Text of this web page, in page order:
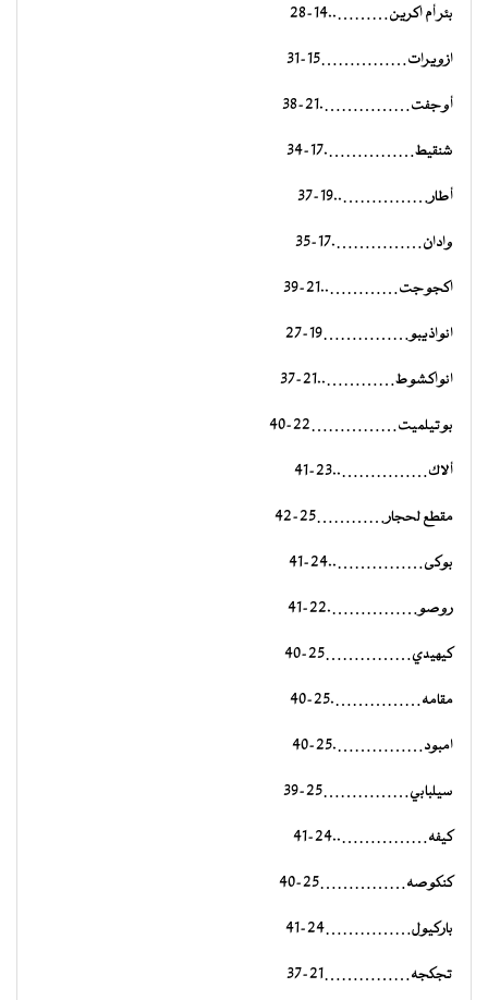
بئر أم اكرين………..14-28
ازويرات……………15-31
أوجفت…………….21-38
شنقيط…………….17-34
أطار……………..19-37
وادان…………….17-35
اكجوجت…………..21-39
انواذيبو……………19-27
انواكشوط…………..21-37
بوتيلميت……………22-40
ألاك……………..23-41
مقطع لحجار…………25-42
بوكى……………..24-41
روصو…………….22-41
كيهيدي……………25-40
مقامه…………….25-40
امبود…………….25-40
سيلبابي……………25-39
كيفه……………..24-41
كنكوصه……………25-40
باركيول……………24-41
تجكجه……………21-37